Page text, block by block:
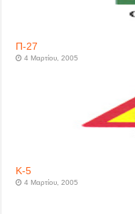
Π-27
4 Μαρτίου, 2005
Κ-5
4 Μαρτίου, 2005